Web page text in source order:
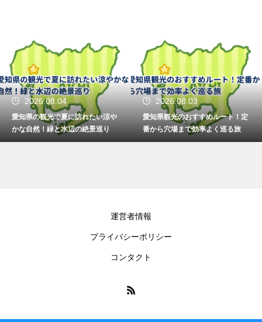
2026.08.04
愛知県の観光で夏に訪れたい涼や
かな自然！緑と水辺の絶景巡り
2026.08.03
愛知県観光のおすすめルート！定
番から穴場まで効率よく巡る旅
運営者情報
プライバシーポリシー
コンタクト